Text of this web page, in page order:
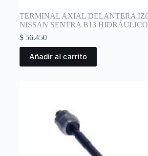
TERMINAL AXIAL DELANTERA
NISSAN SENTRA B13 HIDRÁULICO
$ 56.450
Añadir al carrito